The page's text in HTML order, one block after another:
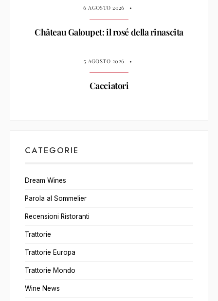
6 AGOSTO 2026 •
Château Galoupet: il rosé della rinascita
5 AGOSTO 2026 •
Cacciatori
CATEGORIE
Dream Wines
Parola al Sommelier
Recensioni Ristoranti
Trattorie
Trattorie Europa
Trattorie Mondo
Wine News